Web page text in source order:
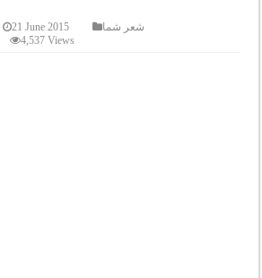
21 June 2015
شعر شما
4,537 Views